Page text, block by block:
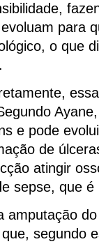
para
o que
e pode
de
atingir
sepse, que
amputação
segundo